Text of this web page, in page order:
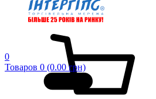
0
Товаров 0 (0.00 грн)